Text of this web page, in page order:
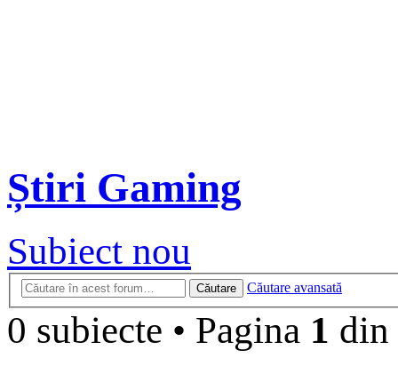
Știri Gaming
Subiect nou
Căutare Căutare avansată
0 subiecte • Pagina 1 din